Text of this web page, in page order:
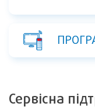
Сервісна